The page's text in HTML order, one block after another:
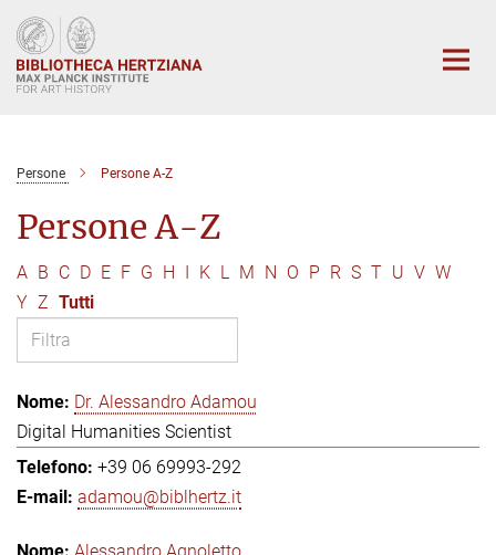
Main-
Content
Persone Persone A-Z
Persone A-Z
A B C D E F G H I K L M N O P R S T U V W
Y Z Tutti
Dr. Alessandro Adamou
Digital Humanities Scientist
+39 06 69993-292
adamou@biblhertz.it